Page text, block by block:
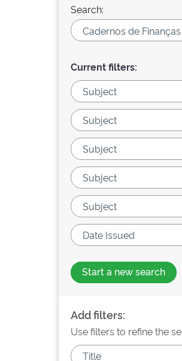
Search:
Current filters:
Start a new search
Add filters:
Use filters to refine the